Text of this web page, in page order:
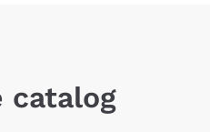
catalog